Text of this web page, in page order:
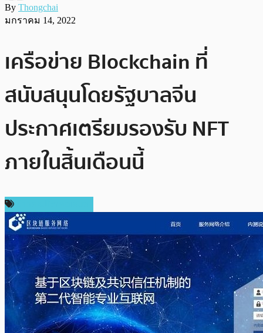
By Thongchai
มกราคม 14, 2022
เครือข่าย Blockchain ที่
สนับสนุนโดยรัฐบาลจีน
ประกาศเตรียมรองรับ NFT
ภายในสิ้นเดือนนี้